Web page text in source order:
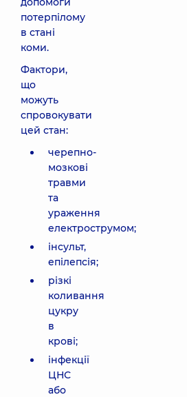
потерпілому
в стані
коми.
Фактори,
що
можуть
спровокувати
цей стан:
черепно-
мозкові
травми
та
ураження
електрострумом;
інсульт,
епілепсія;
різкі
коливання
цукру
в
крові;
інфекції
ЦНС
або